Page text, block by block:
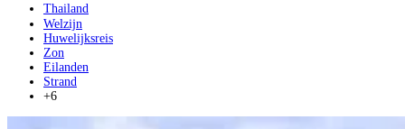
Thailand
Welzijn
Huwelijksreis
Zon
Eilanden
Strand
+6